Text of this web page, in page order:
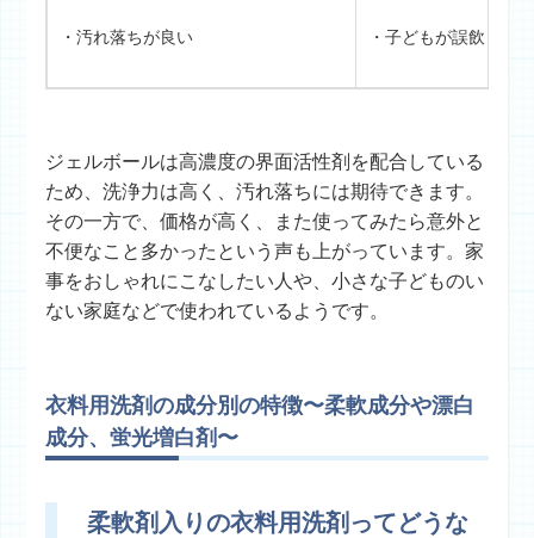
・汚れ落ちが良い ・子どもが誤飲しや
ジェルボールは高濃度の界面活性剤を配合している
ため、洗浄力は高く、汚れ落ちには期待できます。
その一方で、価格が高く、また使ってみたら意外と
不便なこと多かったという声も上がっています。家
事をおしゃれにこなしたい人や、小さな子どものい
ない家庭などで使われているようです。
衣料用洗剤の成分別の特徴〜柔軟成分や漂白
成分、蛍光増白剤〜
柔軟剤入りの衣料用洗剤ってどうな